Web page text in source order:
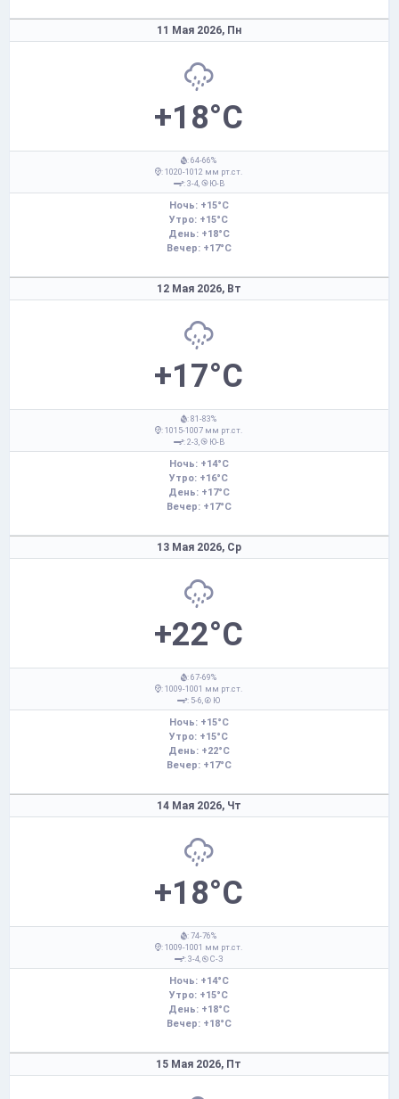
11 Мая 2026, Пн
+18°C
: 64-66%
: 1020-1012 мм рт.ст.
: 3-4,
Ю-В
Ночь: +15°C
Утро: +15°C
День: +18°C
Вечер: +17°C
12 Мая 2026, Вт
+17°C
: 81-83%
: 1015-1007 мм рт.ст.
: 2-3,
Ю-В
Ночь: +14°C
Утро: +16°C
День: +17°C
Вечер: +17°C
13 Мая 2026, Ср
+22°C
: 67-69%
: 1009-1001 мм рт.ст.
: 5-6,
Ю
Ночь: +15°C
Утро: +15°C
День: +22°C
Вечер: +17°C
14 Мая 2026, Чт
+18°C
: 74-76%
: 1009-1001 мм рт.ст.
: 3-4,
С-З
Ночь: +14°C
Утро: +15°C
День: +18°C
Вечер: +18°C
15 Мая 2026, Пт